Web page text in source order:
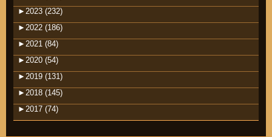
► 2023 (232)
► 2022 (186)
► 2021 (84)
► 2020 (54)
► 2019 (131)
► 2018 (145)
► 2017 (74)